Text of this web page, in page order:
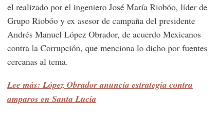
el realizado por el ingeniero José María Riobóo, líder de
Grupo Riobóo y ex asesor de campaña del presidente
Andrés Manuel López Obrador, de acuerdo Mexicanos
contra la Corrupción, que menciona lo dicho por fuentes
cercanas al tema.
Lee más: López Obrador anuncia estrategia contra
amparos en Santa Lucía